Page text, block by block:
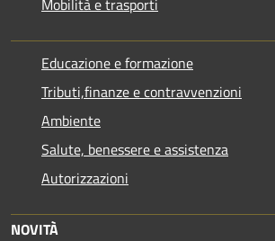
Mobilità e trasporti
Educazione e formazione
Tributi,finanze e contravvenzioni
Ambiente
Salute, benessere e assistenza
Autorizzazioni
NOVITÀ